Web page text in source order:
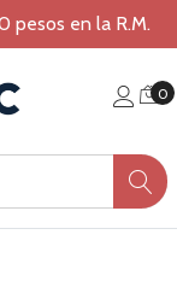
pesos en la R.M.
0